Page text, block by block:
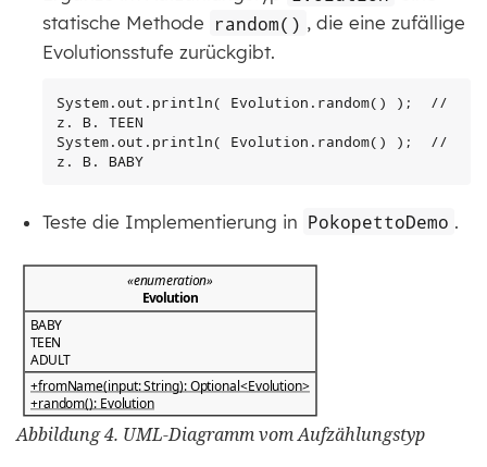
statische Methode random() , die eine zufällige
Evolutionsstufe zurückgibt.
System.out.println( Evolution.random() );  //
z. B. TEEN
System.out.println( Evolution.random() );  //
z. B. BABY
Teste die Implementierung in PokopettoDemo .
Abbildung 4. UML-Diagramm vom Aufzählungstyp